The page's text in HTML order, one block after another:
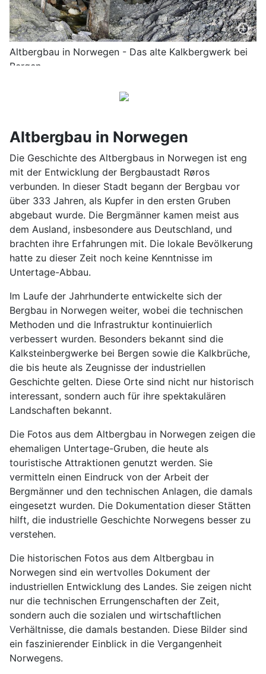
Altbergbau in Norwegen - Das alte Kalkbergwerk bei
Bergen
Altbergbau in Norwegen
Die Geschichte des Altbergbaus in Norwegen ist eng
mit der Entwicklung der Bergbaustadt Røros
verbunden. In dieser Stadt begann der Bergbau vor
über 333 Jahren, als Kupfer in den ersten Gruben
abgebaut wurde. Die Bergmänner kamen meist aus
dem Ausland, insbesondere aus Deutschland, und
brachten ihre Erfahrungen mit. Die lokale Bevölkerung
hatte zu dieser Zeit noch keine Kenntnisse im
Untertage-Abbau.
Im Laufe der Jahrhunderte entwickelte sich der
Bergbau in Norwegen weiter, wobei die technischen
Methoden und die Infrastruktur kontinuierlich
verbessert wurden. Besonders bekannt sind die
Kalksteinbergwerke bei Bergen sowie die Kalkbrüche,
die bis heute als Zeugnisse der industriellen
Geschichte gelten. Diese Orte sind nicht nur historisch
interessant, sondern auch für ihre spektakulären
Landschaften bekannt.
Die Fotos aus dem Altbergbau in Norwegen zeigen die
ehemaligen Untertage-Gruben, die heute als
touristische Attraktionen genutzt werden. Sie
vermitteln einen Eindruck von der Arbeit der
Bergmänner und den technischen Anlagen, die damals
eingesetzt wurden. Die Dokumentation dieser Stätten
hilft, die industrielle Geschichte Norwegens besser zu
verstehen.
Die historischen Fotos aus dem Altbergbau in
Norwegen sind ein wertvolles Dokument der
industriellen Entwicklung des Landes. Sie zeigen nicht
nur die technischen Errungenschaften der Zeit,
sondern auch die sozialen und wirtschaftlichen
Verhältnisse, die damals bestanden. Diese Bilder sind
ein faszinierender Einblick in die Vergangenheit
Norwegens.